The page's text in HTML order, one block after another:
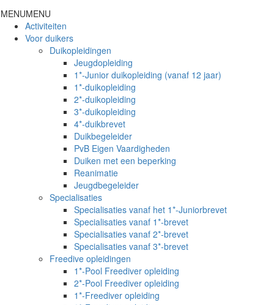
MENUMENU
Activiteiten
Voor duikers
Duikopleidingen
Jeugdopleiding
1*-Junior duikopleiding (vanaf 12 jaar)
1*-duikopleiding
2*-duikopleiding
3*-duikopleiding
4*-duikbrevet
Duikbegeleider
PvB Eigen Vaardigheden
Duiken met een beperking
Reanimatie
Jeugdbegeleider
Specialisaties
Specialisaties vanaf het 1*-Juniorbrevet
Specialisaties vanaf 1*-brevet
Specialisaties vanaf 2*-brevet
Specialisaties vanaf 3*-brevet
Freedive opleidingen
1*-Pool Freediver opleiding
2*-Pool Freediver opleiding
1*-Freediver opleiding